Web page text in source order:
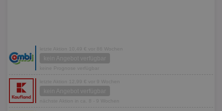
letzte Aktion 10,49 € vor 86 Wochen
kein Angebot verfügbar
keine Prognose verfügbar
letzte Aktion 12,99 € vor 9 Wochen
kein Angebot verfügbar
nächste Aktion in ca. 8 - 9 Wochen